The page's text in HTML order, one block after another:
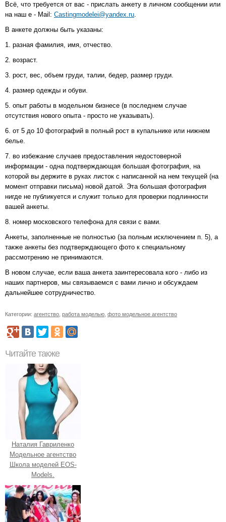
Всё, что требуется от вас - прислать анкету в личном сообщении или
на наш e - Mail: Castingmodelei@yandex.ru.
В анкете должны быть указаны:
1. разная фамилия, имя, отчество.
2. возраст.
3. рост, вес, объем груди, талии, бедер, размер груди.
4. размер одежды и обуви.
5. опыт работы в модельном бизнесе (в последнем случае
отсутствия нового опыта - просто не указывать).
6. от 5 до 10 фотографий в полный рост в купальнике или нижнем
белье.
7. во избежание случаев предоставления недостоверной
информации - одна подтверждающая большая фотография, на
которой вы держите в руках листок с написанной на нем текущей (на
момент отправки письма) новой датой. Эта большая фотография
нигде не публикуется и служит только для проверки подлинности
вашей анкеты.
8. номер московского телефона для связи с вами.
Анкеты, заполненные не полностью (за полным исключением п. 5), а
также анкеты без подтверждающего фото к специальному
рассмотрению не принимаются.
В новом случае, если ваша анкета заинтересовала кого - либо из
наших партнеров, мы связываемся с вами лично и обсуждаем
дальнейшее сотрудничество.
Категории: агентство работа моделью фото модельное агентство
Читайте также
Наталия Гавриленко
Модельное агентство
Школа моделей EOS-
Models.